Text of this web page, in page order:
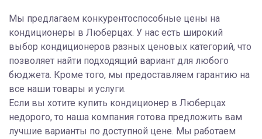
Мы предлагаем конкурентоспособные цены на
кондиционеры в Люберцах. У нас есть широкий
выбор кондиционеров разных ценовых категорий, что
позволяет найти подходящий вариант для любого
бюджета. Кроме того, мы предоставляем гарантию на
все наши товары и услуги.
Если вы хотите купить кондиционер в Люберцах
недорого, то наша компания готова предложить вам
лучшие варианты по доступной цене. Мы работаем